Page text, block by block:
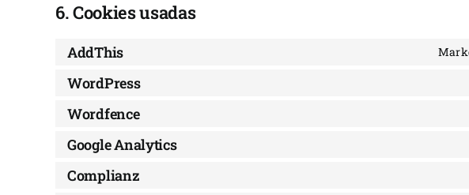
6. Cookies usadas
AddThis
WordPress
Wordfence
Google Analytics
Complianz